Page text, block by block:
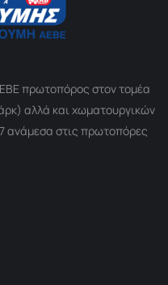
πρωτοπόρος στον τομέα
αλλά και χωματουργικών
ανάμεσα στις πρωτοπόρες